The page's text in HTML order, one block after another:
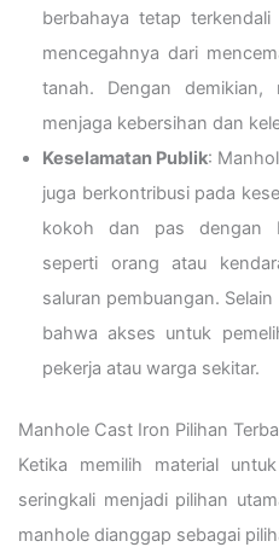
berbahaya tetap
mencegahnya dari
tanah. Dengan demikian,
menjaga kebersihan dan
Keselamatan Publik:
juga berkontribusi pada
kokoh dan pas dengan
seperti orang atau
saluran pembuangan.
bahwa akses untuk
pekerja atau warga sekitar.
Manhole Cast Iron Pilihan
Ketika memilih material
seringkali menjadi pilihan
manhole dianggap sebagai